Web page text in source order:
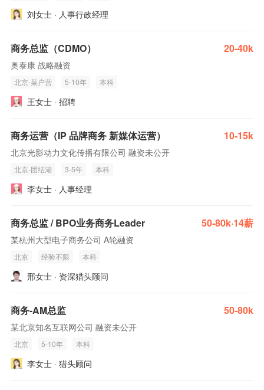
刘女士 · 人事行政经理
商务总监（CDMO） 20-40k
奥泰康 战略融资
北京-菜户营 5-10年 本科
王女士 · 招聘
商务运营（IP 品牌商务 新媒体运营） 10-15k
北京光影动力文化传播有限公司 融资未公开
北京-团结湖 3-5年 本科
李女士 · 人事经理
商务总监 / BPO业务商务Leader 50-80k·14薪
某杭州大型电子商务公司 A轮融资
北京 经验不限 本科
邢女士 · 资深猎头顾问
商务-AM总监 50-80k
某北京知名互联网公司 融资未公开
北京 5-10年 本科
李女士 · 猎头顾问